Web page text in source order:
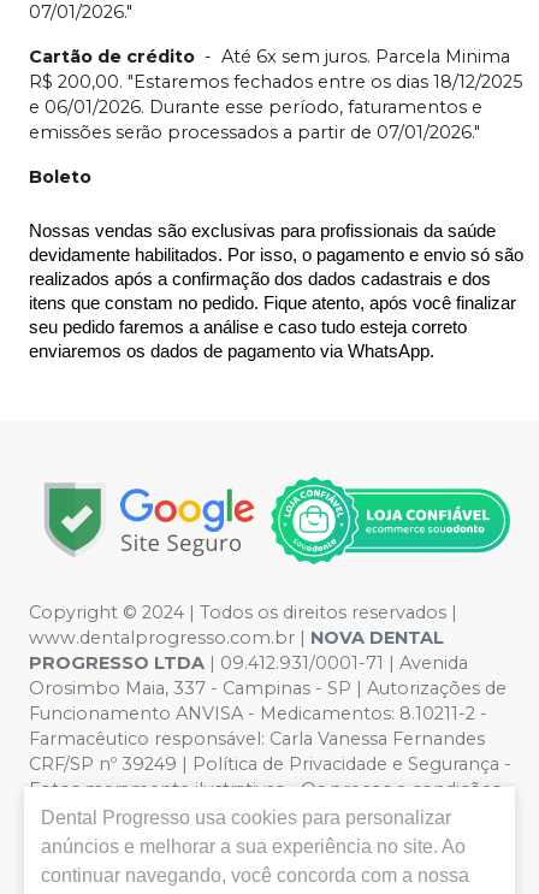
07/01/2026."
Cartão de crédito - Até 6x sem juros. Parcela Minima
R$ 200,00. "Estaremos fechados entre os dias 18/12/2025
e 06/01/2026. Durante esse período, faturamentos e
emissões serão processados a partir de 07/01/2026."
Boleto
Nossas vendas são exclusivas para profissionais da saúde
devidamente habilitados. Por isso, o pagamento e envio só são
realizados após a confirmação dos dados cadastrais e dos
itens que constam no pedido. Fique atento, após você finalizar
seu pedido faremos a análise e caso tudo esteja correto
enviaremos os dados de pagamento via WhatsApp.
Copyright © 2024 | Todos os direitos reservados |
www.dentalprogresso.com.br | NOVA DENTAL
PROGRESSO LTDA | 09.412.931/0001-71 | Avenida
Orosimbo Maia, 337 - Campinas - SP | Autorizações de
Funcionamento ANVISA - Medicamentos: 8.10211-2 -
Farmacêutico responsável: Carla Vanessa Fernandes
CRF/SP nº 39249 | Política de Privacidade e Segurança -
Fotos meramente ilustrativas - Os preços e condições
da loja virtual estão sujeitos a alterações. Em caso de
divergência de preços no site, o valor válido é o do
Carrinho de Compra. Não vendemos por atacado por
Dental Progresso usa cookies para personalizar
anúncios e melhorar a sua experiência no site. Ao
continuar navegando, você concorda com a nossa